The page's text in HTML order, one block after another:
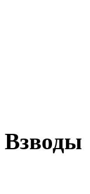
Взводы